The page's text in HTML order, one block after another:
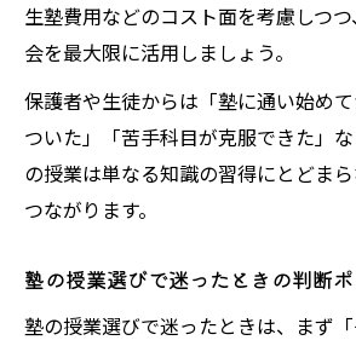
生塾費用などのコスト面を考慮しつ
会を最大限に活用しましょう。
保護者や生徒からは「塾に通い始め
ついた」「苦手科目が克服できた」
の授業は単なる知識の習得にとどま
つながります。
塾の授業選びで迷ったときの判断
塾の授業選びで迷ったときは、まず